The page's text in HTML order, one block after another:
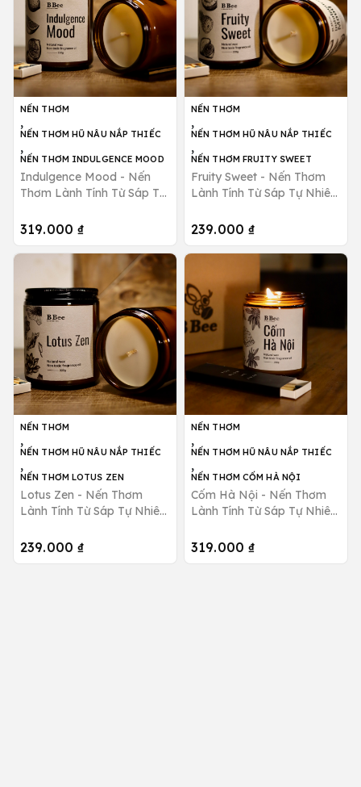
NẾN THƠM
,
NẾN THƠM HŨ NÂU NẮP THIẾC
,
NẾN THƠM INDULGENCE MOOD
Indulgence Mood - Nến
Thơm Lành Tính Từ Sáp Tự
Thư Giãn B Bee Candle
319.000 ₫
NẾN THƠM
,
NẾN THƠM HŨ NÂU NẮP THIẾC
,
NẾN THƠM FRUITY SWEET
Fruity Sweet - Nến Thơm
Lành Tính Từ Sáp Tự Nhiên
Ngào B Bee Candle
239.000 ₫
NẾN THƠM
,
NẾN THƠM HŨ NÂU NẮP THIẾC
,
NẾN THƠM LOTUS ZEN
Lotus Zen - Nến Thơm
Lành Tính Từ Sáp Tự Nhiên
Bee Candle
239.000 ₫
NẾN THƠM
,
NẾN THƠM HŨ NÂU NẮP THIẾC
,
NẾN THƠM CỐM HÀ NỘI
Cốm Hà Nội - Nến Thơm
Lành Tính Từ Sáp Tự Nhiên
Ngào B Bee Candle
319.000 ₫